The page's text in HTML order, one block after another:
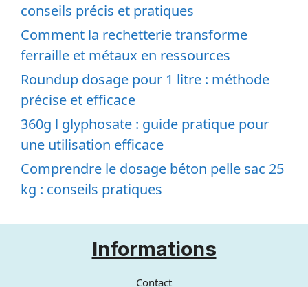
conseils précis et pratiques
Comment la rechetterie transforme
ferraille et métaux en ressources
Roundup dosage pour 1 litre : méthode
précise et efficace
360g l glyphosate : guide pratique pour
une utilisation efficace
Comprendre le dosage béton pelle sac 25
kg : conseils pratiques
Informations
Contact